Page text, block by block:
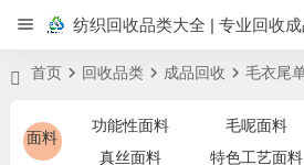
纺织回收品类大全 | 专业回收
首页 回收品类 成品回收 毛衣尾
面料
功能性面料 毛呢面料
真丝面料
特色工艺面料